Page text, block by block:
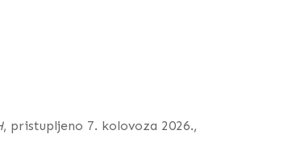
, pristupljeno 7. kolovoza 2026.,